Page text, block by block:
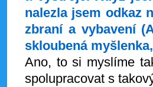
nalezla jsem odkaz
zbraní a vybavení
skloubená
Ano, to si myslíme
spolupracovat s